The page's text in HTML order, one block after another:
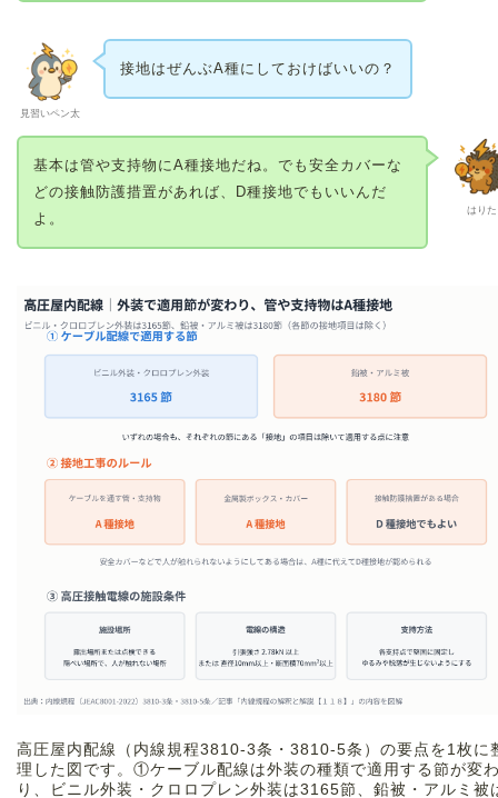
見習いペン太
接地はぜんぶA種にしておけばいいの？
はりた
基本は管や支持物にA種接地だね。でも安全カバーな
どの接触防護措置があれば、D種接地でもいいんだ
よ。
高圧屋内配線（内線規程3810-3条・3810-5条）の要点を1枚に
理した図です。①ケーブル配線は外装の種類で適用する節が変
り、ビニル外装・クロロプレン外装は3165節、鉛被・アルミ被